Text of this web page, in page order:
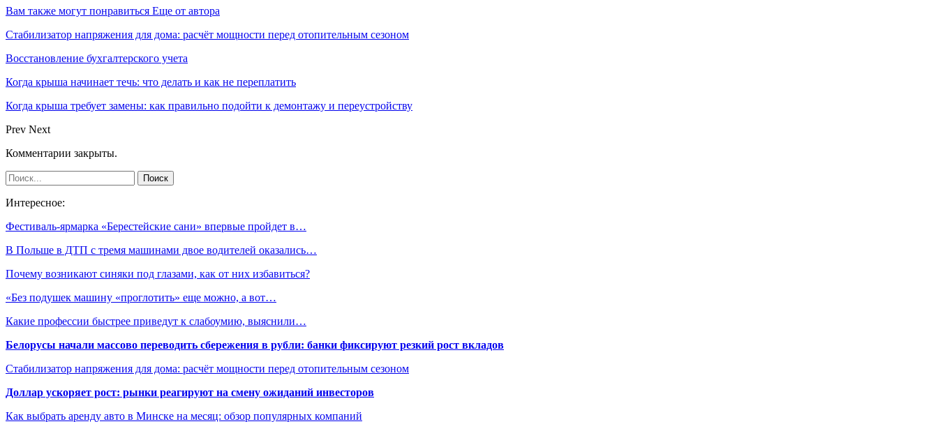
Вам также могут понравиться Еще от автора
Стабилизатор напряжения для дома: расчёт мощности перед отопительным сезоном
Восстановление бухгалтерского учета
Когда крыша начинает течь: что делать и как не переплатить
Когда крыша требует замены: как правильно подойти к демонтажу и переустройству
Prev Next
Комментарии закрыты.
Интересное:
Фестиваль-ярмарка «Берестейские сани» впервые пройдет в…
В Польше в ДТП с тремя машинами двое водителей оказались…
Почему возникают синяки под глазами, как от них избавиться?
«Без подушек машину «проглотить» еще можно, а вот…
Какие профессии быстрее приведут к слабоумию, выяснили…
Белорусы начали массово переводить сбережения в рубли: банки фиксируют резкий рост вкладов
Стабилизатор напряжения для дома: расчёт мощности перед отопительным сезоном
Доллар ускоряет рост: рынки реагируют на смену ожиданий инвесторов
Как выбрать аренду авто в Минске на месяц: обзор популярных компаний